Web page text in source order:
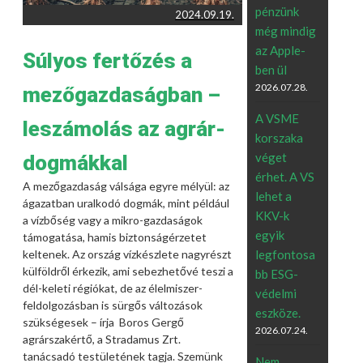
2024.09.19.
Súlyos fertőzés a
mezőgazdaságban –
leszámolás az agrár-
dogmákkal
A mezőgazdaság válsága egyre mélyül: az
ágazatban uralkodó dogmák, mint például
a vízbőség vagy a mikro-gazdaságok
támogatása, hamis biztonságérzetet
keltenek. Az ország vízkészlete nagyrészt
külföldről érkezik, ami sebezhetővé teszi a
dél-keleti régiókat, de az élelmiszer-
feldolgozásban is sürgős változások
szükségesek – írja Boros Gergő
agrárszakértő, a Stradamus Zrt.
tanácsadó testületének tagja. Szemünk
pénzünk
még mindig
az Apple-
ben ül
2026.07.28.
A VSME
korszaka
véget
érhet. A VS
lehet a
KKV-k
egyik
legfontosa
bb ESG-
védelmi
eszköze.
2026.07.24.